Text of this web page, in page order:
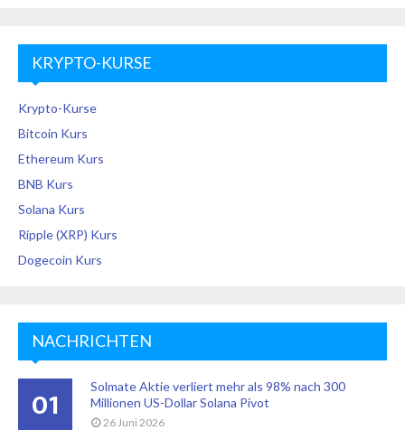
KRYPTO-KURSE
Krypto-Kurse
Bitcoin Kurs
Ethereum Kurs
BNB Kurs
Solana Kurs
Ripple (XRP) Kurs
Dogecoin Kurs
NACHRICHTEN
01
Solmate Aktie verliert mehr als 98% nach 300
Millionen US-Dollar Solana Pivot
26 Juni 2026